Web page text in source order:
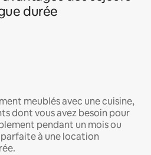
durée
meublés avec une cuisine,
dont vous avez besoin pour
pendant un mois ou
à une location